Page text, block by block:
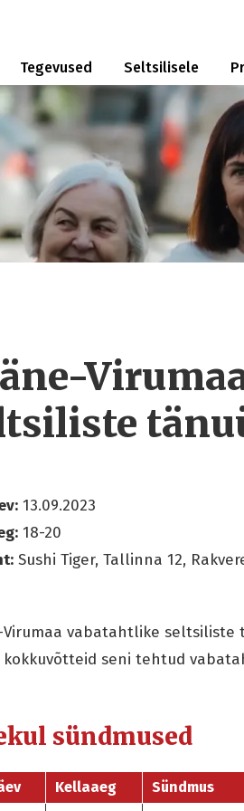
Tegevused Seltsilisele
13.09.2023
18-20
Sushi Tiger, Tallinna 12,
Virumaa vabatahtlike seltsiliste
seni tehtud
sündmused
Kellaaeg Sündmus